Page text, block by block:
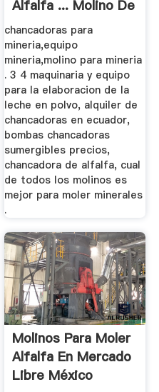
Alfalfa ... Molino De
Bolas
chancadoras para
mineria,equipo
mineria,molino para mineria
. 3 4 maquinaria y equipo
para la elaboracion de la
leche en polvo, alquiler de
chancadoras en ecuador,
bombas chancadoras
sumergibles precios,
chancadora de alfalfa, cual
de todos los molinos es
mejor para moler minerales
.
Molinos Para Moler
Alfalfa En Mercado
Libre México